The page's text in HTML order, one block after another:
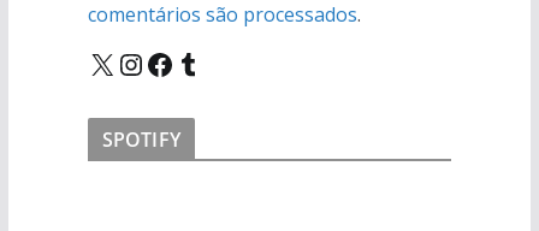
comentários são processados.
X InstagramFacebook Tumblr
SPOTIFY